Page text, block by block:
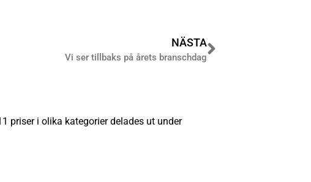
NÄSTA
Vi ser tillbaks på årets branschdag
priser i olika kategorier delades ut under